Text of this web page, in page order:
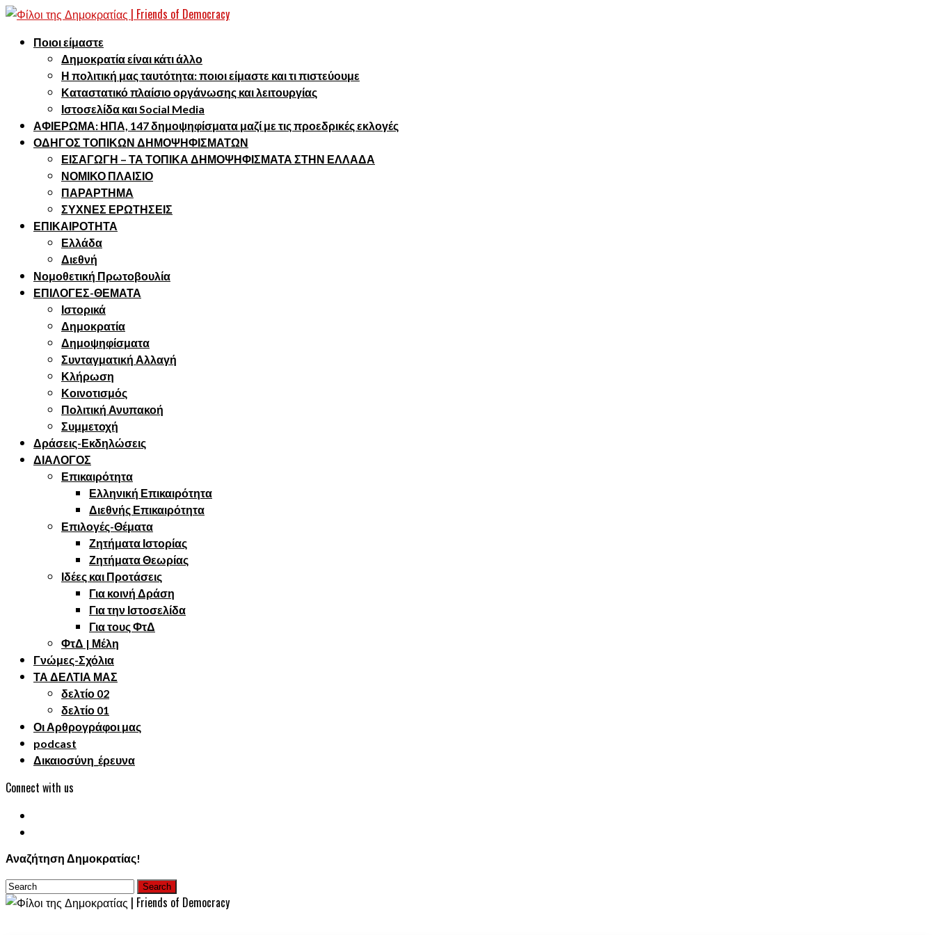
Ποιοι είμαστε
Δημοκρατία είναι κάτι άλλο
Η πολιτική μας ταυτότητα: ποιοι είμαστε και τι πιστεύουμε
Καταστατικό πλαίσιο οργάνωσης και λειτουργίας
Ιστοσελίδα και Social Media
ΑΦΙΕΡΩΜΑ: ΗΠΑ, 147 δημοψηφίσματα μαζί με τις προεδρικές εκλογές
ΟΔΗΓΟΣ ΤΟΠΙΚΩΝ ΔΗΜΟΨΗΦΙΣΜΑΤΩΝ
ΕΙΣΑΓΩΓΗ – ΤΑ ΤΟΠΙΚΑ ΔΗΜΟΨΗΦΙΣΜΑΤΑ ΣΤΗΝ ΕΛΛΑΔΑ
ΝΟΜΙΚΟ ΠΛΑΙΣΙΟ
ΠΑΡΑΡΤΗΜΑ
ΣΥΧΝΕΣ ΕΡΩΤΗΣΕΙΣ
ΕΠΙΚΑΙΡΟΤΗΤΑ
Ελλάδα
Διεθνή
Νομοθετική Πρωτοβουλία
ΕΠΙΛΟΓΕΣ-ΘΕΜΑΤΑ
Ιστορικά
Δημοκρατία
Δημοψηφίσματα
Συνταγματική Αλλαγή
Κλήρωση
Κοινοτισμός
Πολιτική Ανυπακοή
Συμμετοχή
Δράσεις-Εκδηλώσεις
ΔΙΑΛΟΓΟΣ
Επικαιρότητα
Ελληνική Επικαιρότητα
Διεθνής Επικαιρότητα
Επιλογές-Θέματα
Ζητήματα Ιστορίας
Ζητήματα Θεωρίας
Ιδέες και Προτάσεις
Για κοινή Δράση
Για την Ιστοσελίδα
Για τους ΦτΔ
ΦτΔ | Μέλη
Γνώμες-Σχόλια
ΤΑ ΔΕΛΤΙΑ ΜΑΣ
δελτίο 02
δελτίο 01
Οι Αρθρογράφοι μας
podcast
Δικαιοσύνη_έρευνα
Connect with us
Αναζήτηση Δημοκρατίας!